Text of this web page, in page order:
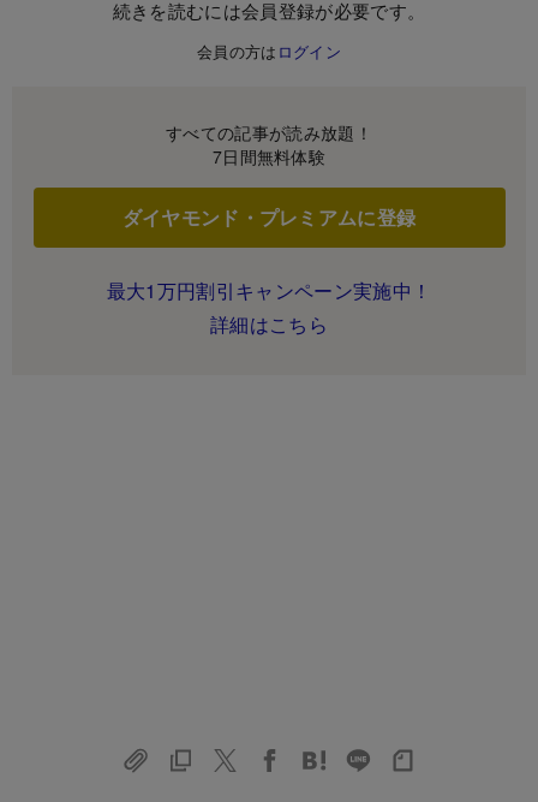
続きを読むには会員登録が必要です。
会員の方は ログイン
すべての記事が読み放題！
7日間無料体験
ダイヤモンド・プレミアムに登録
最大1万円割引キャンペーン実施中！
詳細はこちら